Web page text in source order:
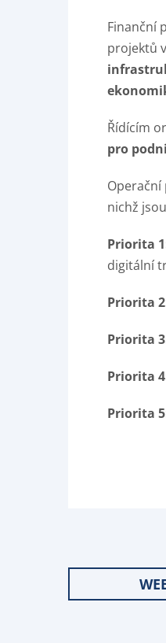
Finanční
projektů
Řídícím
pro
Operační
nichž
Priorita
digitální
Priorita
Priorita
Priorita
Priorita